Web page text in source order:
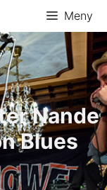
Meny
Nande
Blues